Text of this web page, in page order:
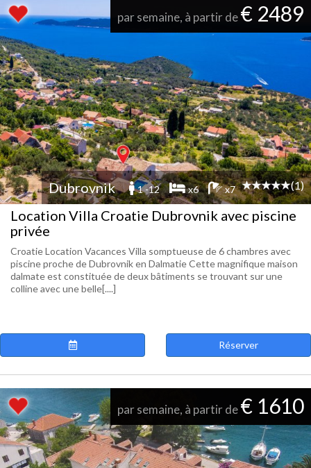
par semaine, à partir de€ 2489
Dubrovnik 1 -12 x6 x7 (1)
Location Villa Croatie Dubrovnik avec piscine
privée
Croatie Location Vacances Villa somptueuse de 6 chambres avec
piscine proche de Dubrovnik en Dalmatie Cette magnifique maison
dalmate est constituée de deux bâtiments se trouvant sur une
colline avec une belle[....]
Réserver
par semaine, à partir de€ 1610